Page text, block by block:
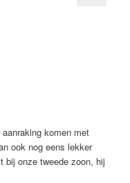
komen met
ook nog eens lekker
bij onze tweede zoon, hij